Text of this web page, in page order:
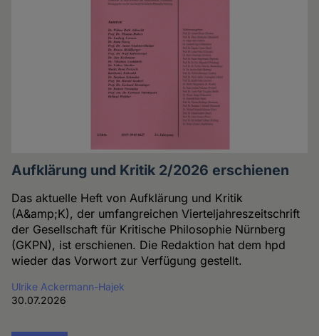
Aufklärung und Kritik 2/2026 erschienen
Das aktuelle Heft von Aufklärung und Kritik
(A&amp;K), der umfangreichen Vierteljahreszeitschrift
der Gesellschaft für Kritische Philosophie Nürnberg
(GKPN), ist erschienen. Die Redaktion hat dem hpd
wieder das Vorwort zur Verfügung gestellt.
Ulrike Ackermann-Hajek
30.07.2026